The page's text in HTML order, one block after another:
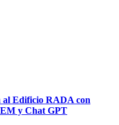
al Edificio RADA con
y Chat GPT